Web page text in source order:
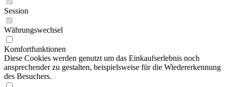
Session
Währungswechsel
Komfortfunktionen
Diese Cookies werden genutzt um das Einkaufserlebnis noch
ansprechender zu gestalten, beispielsweise für die Wiedererkennung
des Besuchers.